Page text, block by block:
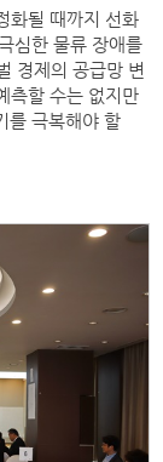
화될 때까지 선화
심한 물류 장애를
경제의 공급망 변
측할 수는 없지만
를 극복해야 할